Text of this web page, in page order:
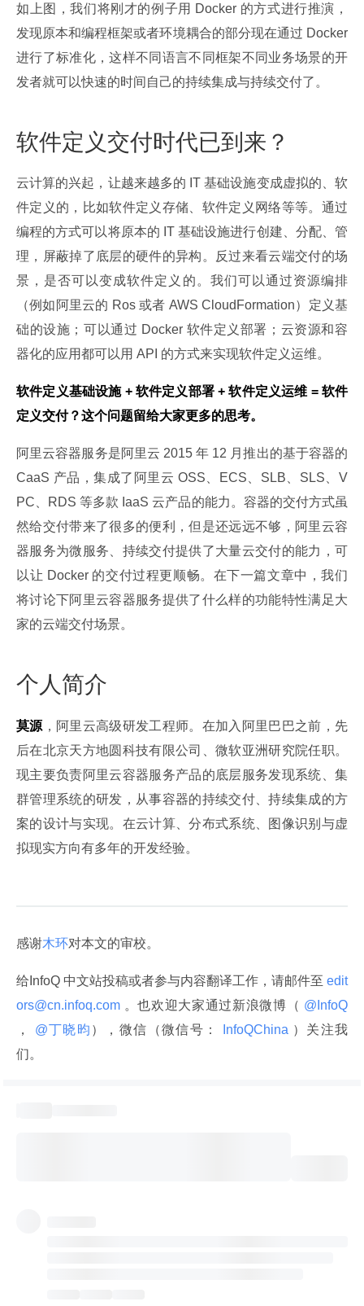
如上图，我们将刚才的例子用 Docker 的方式进行推演，
发现原本和编程框架或者环境耦合的部分现在通过 Docker
进行了标准化，这样不同语言不同框架不同业务场景的开
发者就可以快速的时间自己的持续集成与持续交付了。
软件定义交付时代已到来？
云计算的兴起，让越来越多的 IT 基础设施变成虚拟的、软
件定义的，比如软件定义存储、软件定义网络等等。通过
编程的方式可以将原本的 IT 基础设施进行创建、分配、管
理，屏蔽掉了底层的硬件的异构。反过来看云端交付的场
景，是否可以变成软件定义的。我们可以通过资源编排
（例如阿里云的 Ros 或者 AWS CloudFormation）定义基
础的设施；可以通过 Docker 软件定义部署；云资源和容
器化的应用都可以用 API 的方式来实现软件定义运维。
软件定义基础设施 + 软件定义部署 + 软件定义运维 = 软件
定义交付？这个问题留给大家更多的思考。
阿里云容器服务是阿里云 2015 年 12 月推出的基于容器的
CaaS 产品，集成了阿里云 OSS、ECS、SLB、SLS、V
PC、RDS 等多款 IaaS 云产品的能力。容器的交付方式虽
然给交付带来了很多的便利，但是还远远不够，阿里云容
器服务为微服务、持续交付提供了大量云交付的能力，可
以让 Docker 的交付过程更顺畅。在下一篇文章中，我们
将讨论下阿里云容器服务提供了什么样的功能特性满足大
家的云端交付场景。
个人简介
莫源 ，阿里云高级研发工程师。在加入阿里巴巴之前，先
后在北京天方地圆科技有限公司、微软亚洲研究院任职。
现主要负责阿里云容器服务产品的底层服务发现系统、集
群管理系统的研发，从事容器的持续交付、持续集成的方
案的设计与实现。在云计算、分布式系统、图像识别与虚
拟现实方向有多年的开发经验。
感谢木环对本文的审校。
给InfoQ 中文站投稿或者参与内容翻译工作，请邮件至 edit
ors@cn.infoq.com 。也欢迎大家通过新浪微博（
，
@丁晓昀 ），微信（微信号： InfoQChina ）关注我
们。